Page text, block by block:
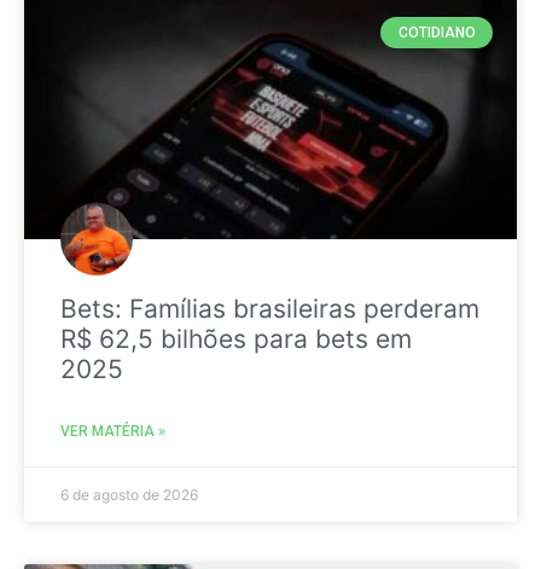
COTIDIANO
Bets: Famílias brasileiras perderam
R$ 62,5 bilhões para bets em
2025
VER MATÉRIA »
6 de agosto de 2026